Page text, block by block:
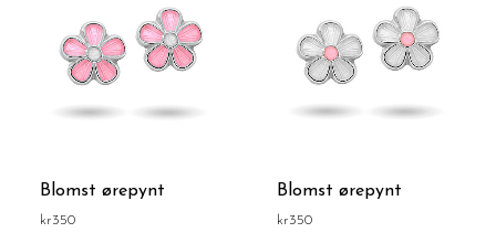
Blomst ørepynt
kr350
Blomst ørepynt
kr350